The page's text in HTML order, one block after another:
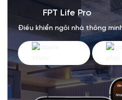
FPT Life Pro
Điều khiển ngôi nhà thông